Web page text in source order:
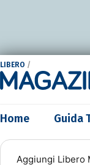
LIBERO /
Home Guida
Aggiungi Libero